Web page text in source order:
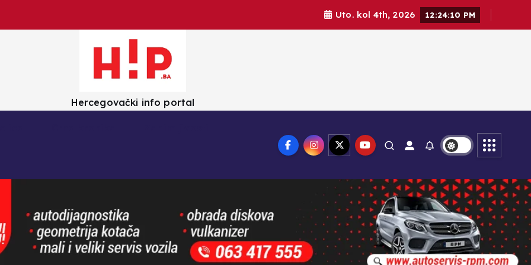
Uto. kol 4th, 2026 12:24:11 PM
Hercegovački info portal